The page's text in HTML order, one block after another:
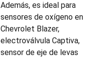
Además, es ideal para
sensores de oxígeno en
Chevrolet Blazer,
electroválvula Captiva,
sensor de eje de levas